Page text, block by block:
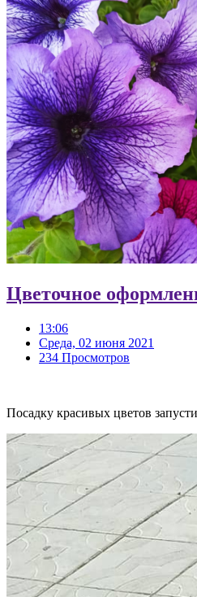
Цветочное
13:06
Среда, 02 июня 2021
234 Просмотров
Посадку красивых цветов